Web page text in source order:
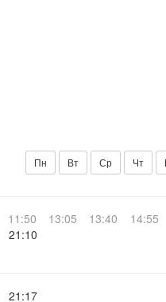
Пн Вт Ср Чт
11:50 13:05 13:40 14:55
21:10
21:17